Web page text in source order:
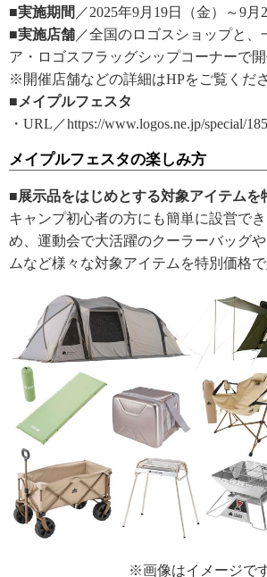
■実施期間 ／2025年9月19日（金）～9月
■実施店舗 ／全国のロゴスショップと、
ア・ロゴスフラッグシップコーナーで開
※開催店舗などの詳細はHPをご覧くださ
■メイプルフェスタ
・URL／https://www.logos.ne.jp/special/185
メイプルフェスタの楽しみ方
■展示品をはじめとする対象アイテムを
キャンプ初心者の方にも簡単に設営で
め、運動会で大活躍のクーラーバッグ
ムなど様々な対象アイテムを特別価格で
※画像はイメージで